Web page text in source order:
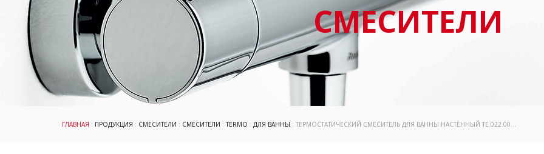
СМЕСИТЕЛИ
ГЛАВНАЯ : ПРОДУКЦИЯ : СМЕСИТЕЛИ : СМЕСИТЕЛИ :TERMO : ДЛЯ ВАННЫ : ТЕРМОСТАТИЧЕСКИЙ СМЕСИТЕЛЬ ДЛЯ ВАННЫ НАСТЕННЫЙ TE 022.00/150